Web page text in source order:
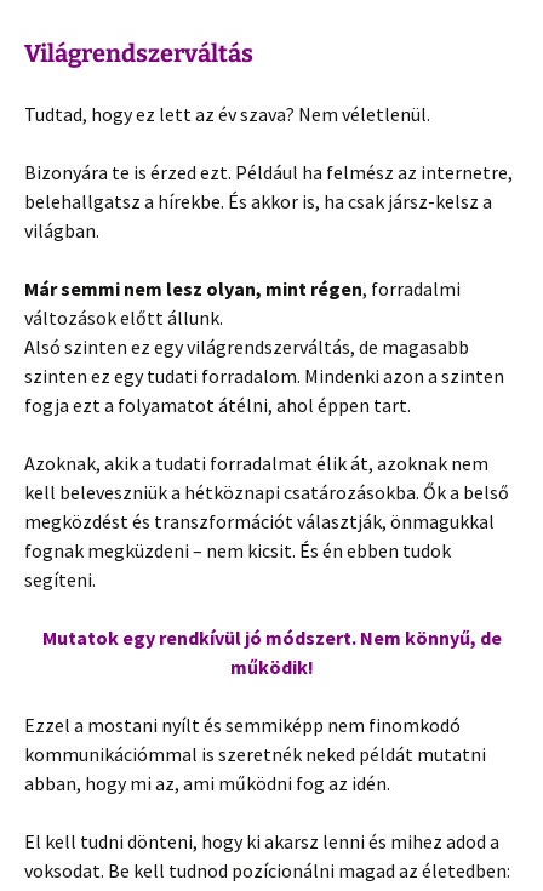
Világrendszerváltás
Tudtad, hogy ez lett az év szava? Nem véletlenül.
Bizonyára te is érzed ezt. Például ha felmész az internetre,
belehallgatsz a hírekbe. És akkor is, ha csak jársz-kelsz a
világban.
Már semmi nem lesz olyan, mint régen, forradalmi
változások előtt állunk.
Alsó szinten ez egy világrendszerváltás, de magasabb
szinten ez egy tudati forradalom. Mindenki azon a szinten
fogja ezt a folyamatot átélni, ahol éppen tart.
Azoknak, akik a tudati forradalmat élik át, azoknak nem
kell beleveszniük a hétköznapi csatározásokba. Ők a belső
megközdést és transzformációt választják, önmagukkal
fognak megküzdeni – nem kicsit. És én ebben tudok
segíteni.
Mutatok egy rendkívül jó módszert. Nem könnyű, de
működik!
Ezzel a mostani nyílt és semmiképp nem finomkodó
kommunikációmmal is szeretnék neked példát mutatni
abban, hogy mi az, ami működni fog az idén.
El kell tudni dönteni, hogy ki akarsz lenni és mihez adod a
voksodat. Be kell tudnod pozícionálni magad az életedben: